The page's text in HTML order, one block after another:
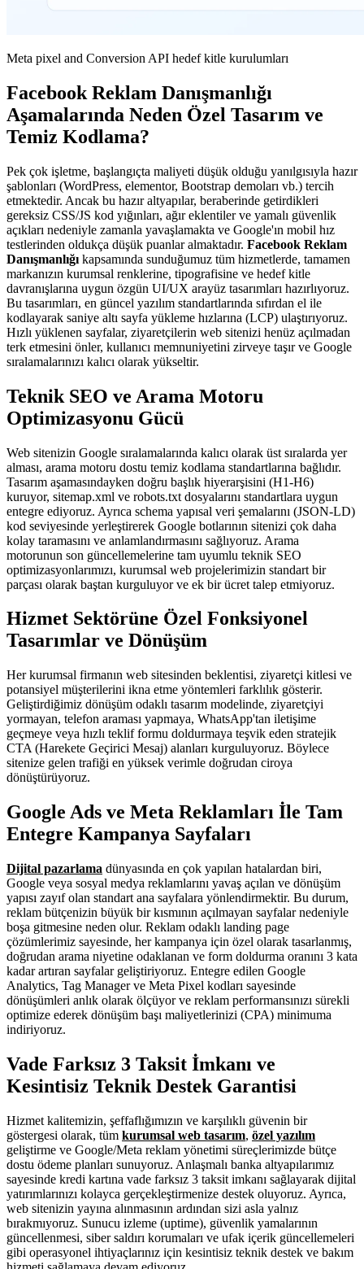
Meta pixel and Conversion API hedef kitle kurulumları
Facebook Reklam Danışmanlığı
Aşamalarında Neden Özel Tasarım ve
Temiz Kodlama?
Pek çok işletme, başlangıçta maliyeti düşük olduğu yanılgısıyla hazır
şablonları (WordPress, elementor, Bootstrap demoları vb.) tercih
etmektedir. Ancak bu hazır altyapılar, beraberinde getirdikleri
gereksiz CSS/JS kod yığınları, ağır eklentiler ve yamalı güvenlik
açıkları nedeniyle zamanla yavaşlamakta ve Google'ın mobil hız
testlerinden oldukça düşük puanlar almaktadır. Facebook Reklam
Danışmanlığı kapsamında sunduğumuz tüm hizmetlerde, tamamen
markanızın kurumsal renklerine, tipografisine ve hedef kitle
davranışlarına uygun özgün UI/UX arayüz tasarımları hazırlıyoruz.
Bu tasarımları, en güncel yazılım standartlarında sıfırdan el ile
kodlayarak saniye altı sayfa yükleme hızlarına (LCP) ulaştırıyoruz.
Hızlı yüklenen sayfalar, ziyaretçilerin web sitenizi henüz açılmadan
terk etmesini önler, kullanıcı memnuniyetini zirveye taşır ve Google
sıralamalarınızı kalıcı olarak yükseltir.
Teknik SEO ve Arama Motoru
Optimizasyonu Gücü
Web sitenizin Google sıralamalarında kalıcı olarak üst sıralarda yer
alması, arama motoru dostu temiz kodlama standartlarına bağlıdır.
Tasarım aşamasındayken doğru başlık hiyerarşisini (H1-H6)
kuruyor, sitemap.xml ve robots.txt dosyalarını standartlara uygun
entegre ediyoruz. Ayrıca schema yapısal veri şemalarını (JSON-LD)
kod seviyesinde yerleştirerek Google botlarının sitenizi çok daha
kolay taramasını ve anlamlandırmasını sağlıyoruz. Arama
motorunun son güncellemelerine tam uyumlu teknik SEO
optimizasyonlarımızı, kurumsal web projelerimizin standart bir
parçası olarak baştan kurguluyor ve ek bir ücret talep etmiyoruz.
Hizmet Sektörüne Özel Fonksiyonel
Tasarımlar ve Dönüşüm
Her kurumsal firmanın web sitesinden beklentisi, ziyaretçi kitlesi ve
potansiyel müşterilerini ikna etme yöntemleri farklılık gösterir.
Geliştirdiğimiz dönüşüm odaklı tasarım modelinde, ziyaretçiyi
yormayan, telefon araması yapmaya, WhatsApp'tan iletişime
geçmeye veya hızlı teklif formu doldurmaya teşvik eden stratejik
CTA (Harekete Geçirici Mesaj) alanları kurguluyoruz. Böylece
sitenize gelen trafiği en yüksek verimle doğrudan ciroya
dönüştürüyoruz.
Google Ads ve Meta Reklamları İle Tam
Entegre Kampanya Sayfaları
Dijital pazarlama dünyasında en çok yapılan hatalardan biri,
Google veya sosyal medya reklamlarını yavaş açılan ve dönüşüm
yapısı zayıf olan standart ana sayfalara yönlendirmektir. Bu durum,
reklam bütçenizin büyük bir kısmının açılmayan sayfalar nedeniyle
boşa gitmesine neden olur. Reklam odaklı landing page
çözümlerimiz sayesinde, her kampanya için özel olarak tasarlanmış,
doğrudan arama niyetine odaklanan ve form doldurma oranını 3 kata
kadar artıran sayfalar geliştiriyoruz. Entegre edilen Google
Analytics, Tag Manager ve Meta Pixel kodları sayesinde
dönüşümleri anlık olarak ölçüyor ve reklam performansınızı sürekli
optimize ederek dönüşüm başı maliyetlerinizi (CPA) minimuma
indiriyoruz.
Vade Farksız 3 Taksit İmkanı ve
Kesintisiz Teknik Destek Garantisi
Hizmet kalitemizin, şeffaflığımızın ve karşılıklı güvenin bir
göstergesi olarak, tüm kurumsal web tasarım, özel yazılım
geliştirme ve Google/Meta reklam yönetimi süreçlerimizde bütçe
dostu ödeme planları sunuyoruz. Anlaşmalı banka altyapılarımız
sayesinde kredi kartına vade farksız 3 taksit imkanı sağlayarak dijital
yatırımlarınızı kolayca gerçekleştirmenize destek oluyoruz. Ayrıca,
web sitenizin yayına alınmasının ardından sizi asla yalnız
bırakmıyoruz. Sunucu izleme (uptime), güvenlik yamalarının
güncellenmesi, siber saldırı korumaları ve ufak içerik güncellemeleri
gibi operasyonel ihtiyaçlarınız için kesintisiz teknik destek ve bakım